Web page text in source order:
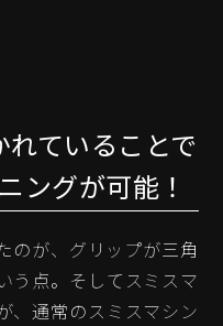
ていることで
ングが可能！
のが、グリップが三角
う点。そしてスミスマ
、通常のスミスマシン